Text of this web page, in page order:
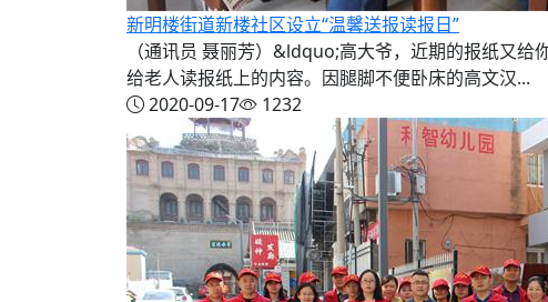
新明楼街道新楼社区设立“温馨送报读报日”
（通讯员 聂丽芳）&ldquo;高大爷，近期的报纸又
给老人读报纸上的内容。因腿脚不便卧床的高文汉...
2020-09-17
1232